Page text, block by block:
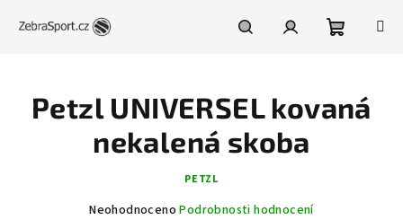
košík
Petzl UNIVERSEL kovaná
nekalená skoba
PETZL
Průměrné
Neohodnoceno Podrobnosti hodnocení